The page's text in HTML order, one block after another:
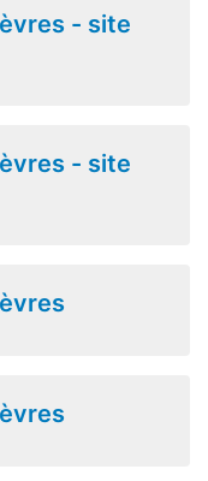
- site
- site